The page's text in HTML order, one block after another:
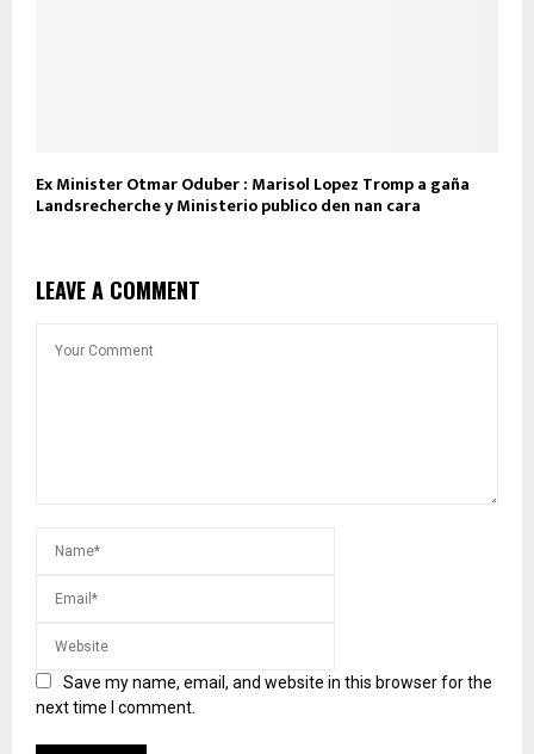
Ex Minister Otmar Oduber : Marisol Lopez Tromp a gaña
Landsrecherche y Ministerio publico den nan cara
LEAVE A COMMENT
Save my name, email, and website in this browser for the
next time I comment.